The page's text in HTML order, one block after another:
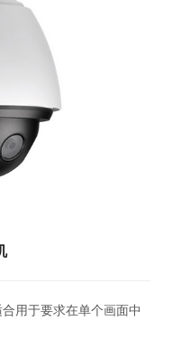
用于要求在单个画面中